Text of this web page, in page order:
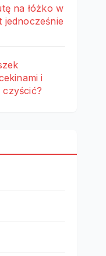
na łóżko w
jednocześnie
i
czyścić?